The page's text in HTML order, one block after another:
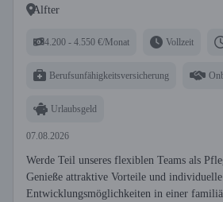
Alfter
4.200 - 4.550 €/Monat Vollzeit
Berufsunfähigkeitsversicherung
Urlaubsgeld
07.08.2026
Werde Teil unseres flexiblen Teams als
Genieße attraktive Vorteile und individuelle
Entwicklungsmöglichkeiten in einer